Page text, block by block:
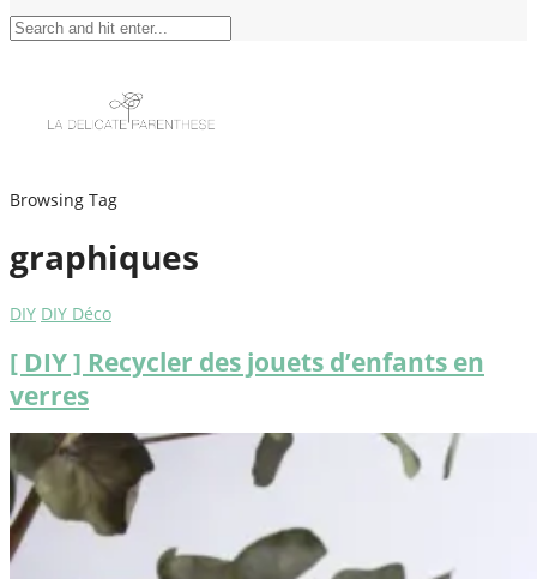
Browsing Tag
graphiques
DIY DIY Déco
[ DIY ] Recycler des jouets d’enfants en
verres